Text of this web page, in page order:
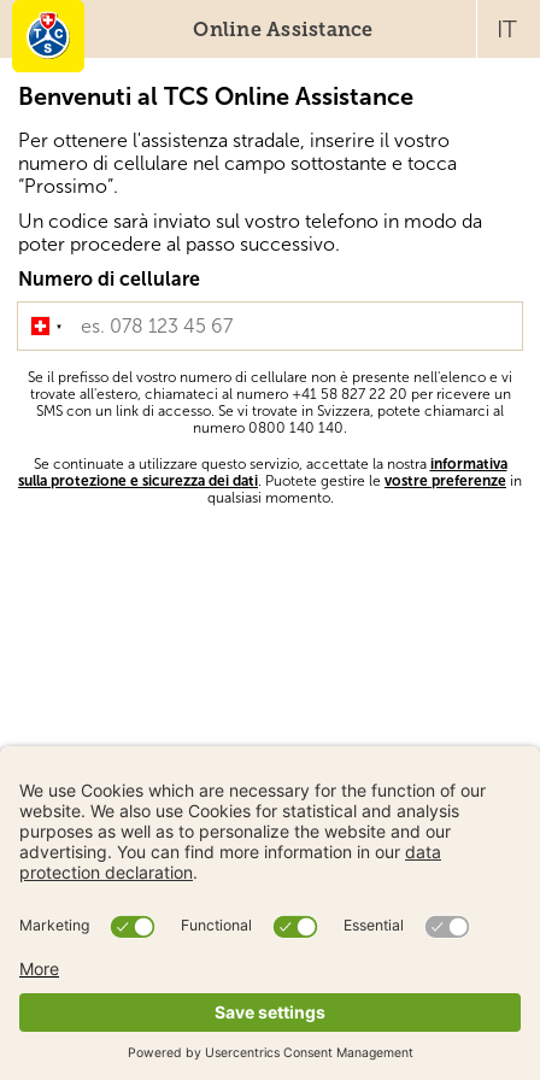
Online Assistance IT
Benvenuti al TCS Online Assistance
Per ottenere l'assistenza stradale, inserire il vostro
numero di cellulare nel campo sottostante e tocca
“Prossimo”.
Un codice sarà inviato sul vostro telefono in modo da
poter procedere al passo successivo.
Numero di cellulare
Se il prefisso del vostro numero di cellulare non è presente nell'elenco e vi
trovate all'estero, chiamateci al numero +41 58 827 22 20 per ricevere un
SMS con un link di accesso. Se vi trovate in Svizzera, potete chiamarci al
numero 0800 140 140.
Se continuate a utilizzare questo servizio, accettate la nostra informativa
sulla protezione e sicurezza dei dati. Puotete gestire le vostre preferenze in
qualsiasi momento.